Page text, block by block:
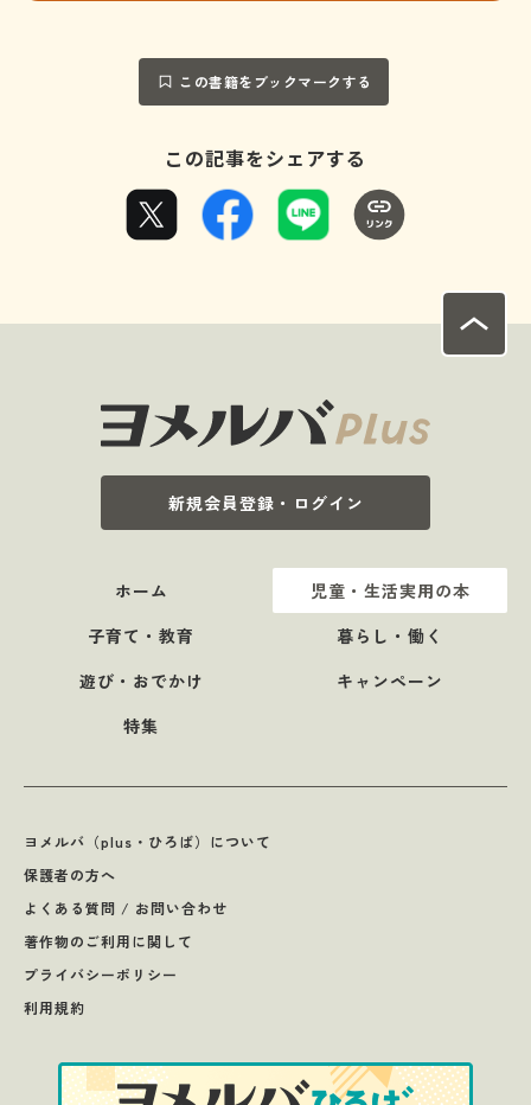
この書籍をブックマークする
この記事をシェアする
新規会員登録・ログイン
ホーム
児童・生活実用の本
子育て・教育
暮らし・働く
遊び・おでかけ
キャンペーン
特集
ヨメルバ（plus・ひろば）について
保護者の方へ
よくある質問 / お問い合わせ
著作物のご利用に関して
プライバシーポリシー
利用規約